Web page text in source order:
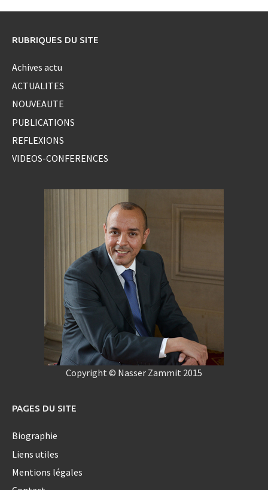
RUBRIQUES DU SITE
Achives actu
ACTUALITES
NOUVEAUTE
PUBLICATIONS
REFLEXIONS
VIDEOS-CONFERENCES
Copyright © Nasser Zammit 2015
PAGES DU SITE
Biographie
Liens utiles
Mentions légales